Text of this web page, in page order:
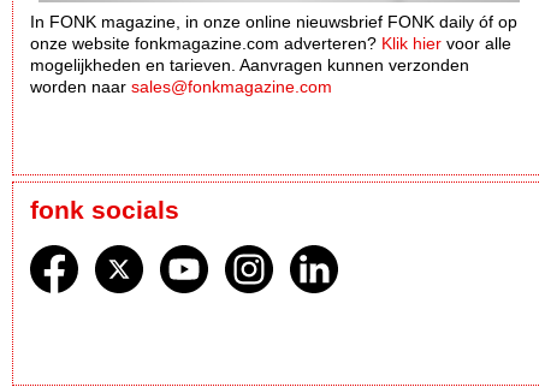
In FONK magazine, in onze online nieuwsbrief FONK daily óf op
onze website fonkmagazine.com adverteren? Klik hier voor alle
mogelijkheden en tarieven. Aanvragen kunnen verzonden
worden naar sales@fonkmagazine.com
fonk socials